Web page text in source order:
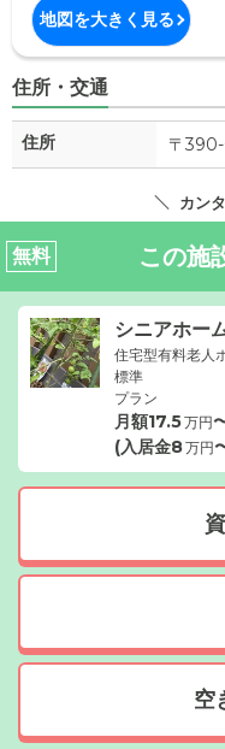
地図を大きく見る
住所・交通
住所 〒
カン
無料 この施
シニアホー
住宅型有料老人
標準
プラン
月額17.5万円
(入居金8万円
空